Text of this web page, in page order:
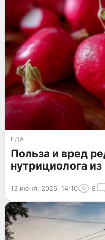
ЕДА
Польза и вред
нутрициолога
13 июня, 2026, 14:10 8